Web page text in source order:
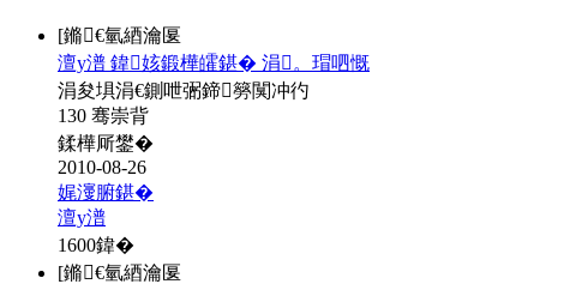
[鏅€氫綇瀹匽
澶у潽 鍏姟鍛樺皬鍖� 涓。瑁呬慨
涓夋埧涓€鍘呭弻鍗簩闃冲彴
130 骞崇背
鍒樺厛鐢�
2010-08-26
娓濅腑鍖�
澶у潽
1600鍏�
[鏅€氫綇瀹匽